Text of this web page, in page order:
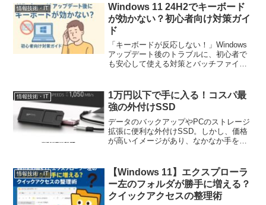
情報技術・IT
Windows 11 24H2でキーボード
が効かない？初心者向け対策ガイ
ド
「キーボードが反応しない！」Windows
アップデート後のトラブルに、初心者で
も安心して使える対策とバッチファイル
情報技術・IT
1万円以下で手に入る！コスパ最
強の外付けSSD
データのバックアップやPCのストレージ
拡張に便利な外付けSSD。しかし、価格
が高いイメージがあり、なかなか手を出
る、コスパ抜群の外付けSSDをピックア
ップ！ファミリー世...
情報技術・IT
【Windows 11】エクスプローラ
ー左のフォルダが勝手に増える？
クイックアクセスの整理術